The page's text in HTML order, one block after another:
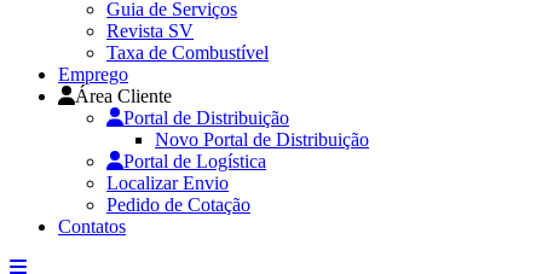
Guia de Serviços
Revista SV
Taxa de Combustível
Emprego
Área Cliente
Portal de Distribuição
Novo Portal de Distribuição
Portal de Logística
Localizar Envio
Pedido de Cotação
Contatos